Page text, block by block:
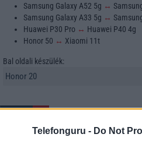
Telefonguru - Do Not
Samsung Galaxy A52 5g ↔
Samsung Galaxy A33 5g ↔
Huawei P30 Pro ↔ Huawei P40 4g
Honor 50 ↔ Xiaomi 11t
Bal oldali készülék: